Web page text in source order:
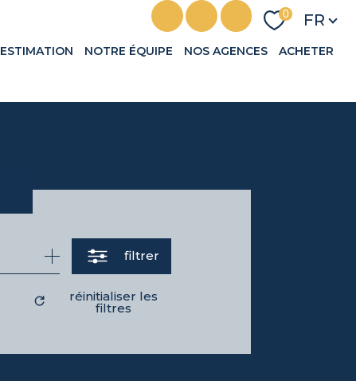
0 FR
ESTIMATION NOTRE ÉQUIPE NOS AGENCES ACHETER
filtrer
réinitialiser les
filtres